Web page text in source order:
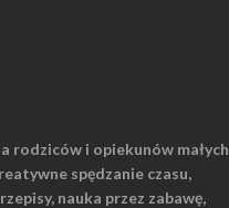
rodziców i opiekunów małych
spędzanie czasu,
nauka przez zabawę,